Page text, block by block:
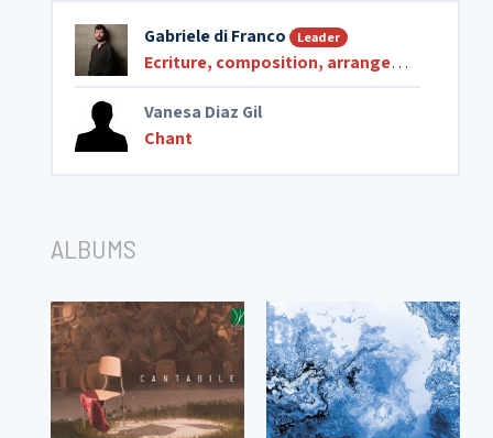
Gabriele di Franco Leader
Ecriture, composition, arrangements
Vanesa Diaz Gil
Chant
ALBUMS